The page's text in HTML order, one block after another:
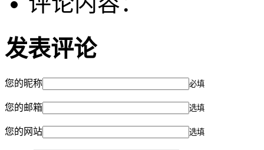
发表评论
您的昵称 必填
您的邮箱 选填
您的网站 选填